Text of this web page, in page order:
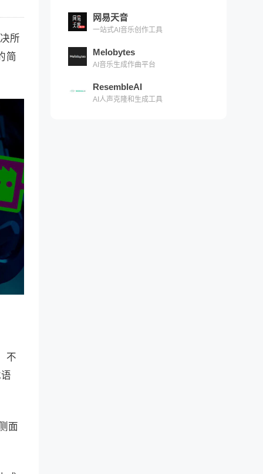
所
简
不
面
网易天音
一站式AI音乐创作工具
Melobytes
AI音乐生成作曲平台
ResembleAI
AI人声克隆和生成工具